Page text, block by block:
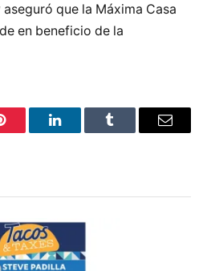
que la Máxima Casa
en beneficio de la
LinkedInTumblr Email